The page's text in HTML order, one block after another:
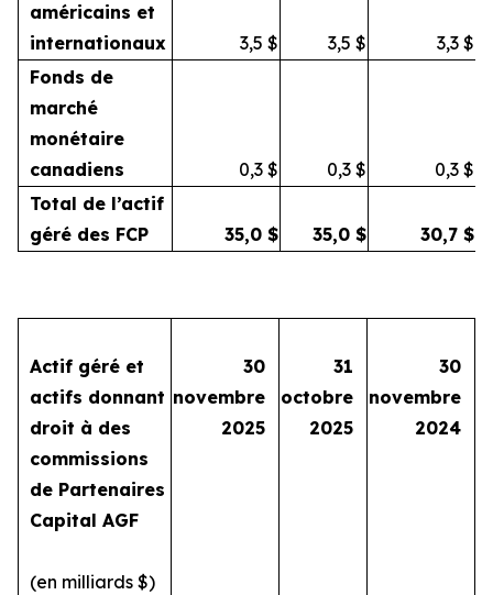
américains et
internationaux
3,5 $ 3,5 $ 3,3 $
Fonds de
marché
monétaire
canadiens
0,3 $ 0,3 $ 0,3 $
Total de l’actif
géré des FCP
35,0 $ 35,0 $ 30,7 $
Actif géré et
actifs donnant
droit à des
commissions
de Partenaires
Capital AGF
(en milliards $)
30
novembre
2025
31
octobre
2025
30
novembre
2024